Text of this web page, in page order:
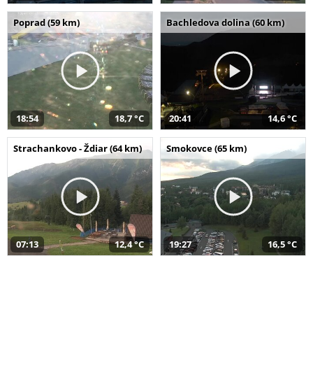
Poprad (59 km)
18:54 18,7 °C
Bachledova dolina (60 km)
20:41 14,6 °C
Strachankovo - Ždiar (64 km)
07:13 12,4 °C
Smokovce (65 km)
19:27 16,5 °C